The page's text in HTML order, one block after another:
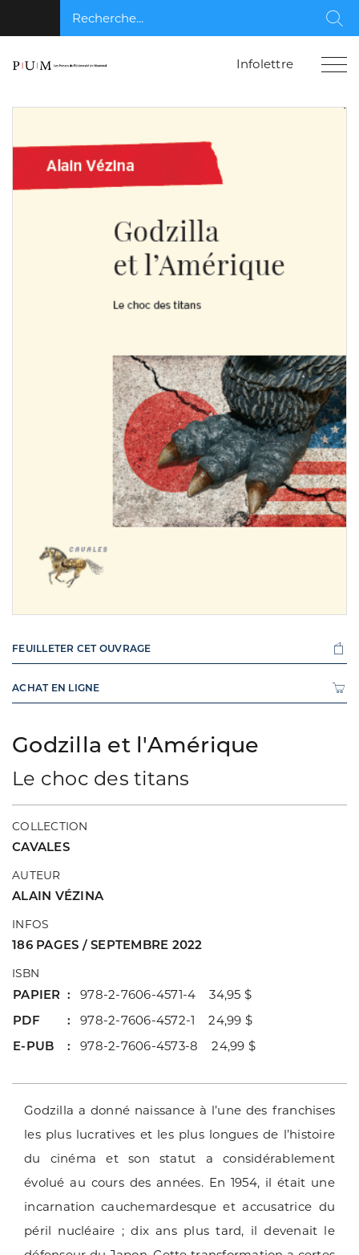
Recherche...
Infolettre
Godzilla et l'Amérique
Le choc des titans
COLLECTION
CAVALES
AUTEUR
ALAIN VÉZINA
INFOS
186 PAGES / SEPTEMBRE 2022
ISBN
PAPIER
978-2-7606-4571-4 34,95 $
PDF
978-2-7606-4572-1 24,99 $
E-PUB
978-2-7606-4573-8 24,99 $
Godzilla a donné naissance à l’une des franchises
les plus lucratives et les plus longues de l’histoire
du cinéma et son statut a considérablement
évolué au cours des années. En 1954, il était une
incarnation cauchemardesque et accusatrice du
péril nucléaire ; dix ans plus tard, il devenait le
FEUILLETER CET OUVRAGE
ACHAT EN LIGNE